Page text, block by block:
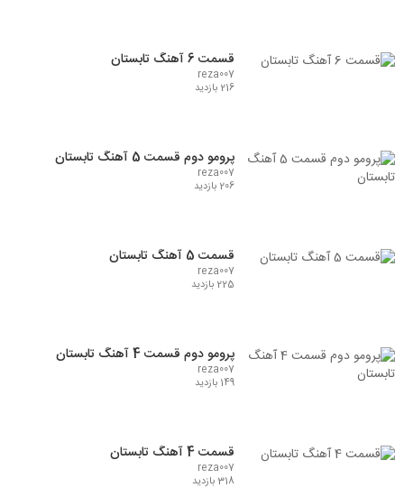
قسمت 6 آهنگ تابستان
reza007
216 بازدید
پرومو دوم قسمت 5 آهنگ تابستان
reza007
206 بازدید
قسمت 5 آهنگ تابستان
reza007
225 بازدید
پرومو دوم قسمت 4 آهنگ تابستان
reza007
149 بازدید
قسمت 4 آهنگ تابستان
reza007
318 بازدید